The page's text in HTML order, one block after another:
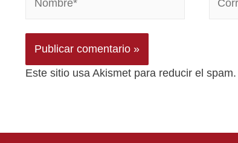
Este sitio usa Akismet para reducir el spam.